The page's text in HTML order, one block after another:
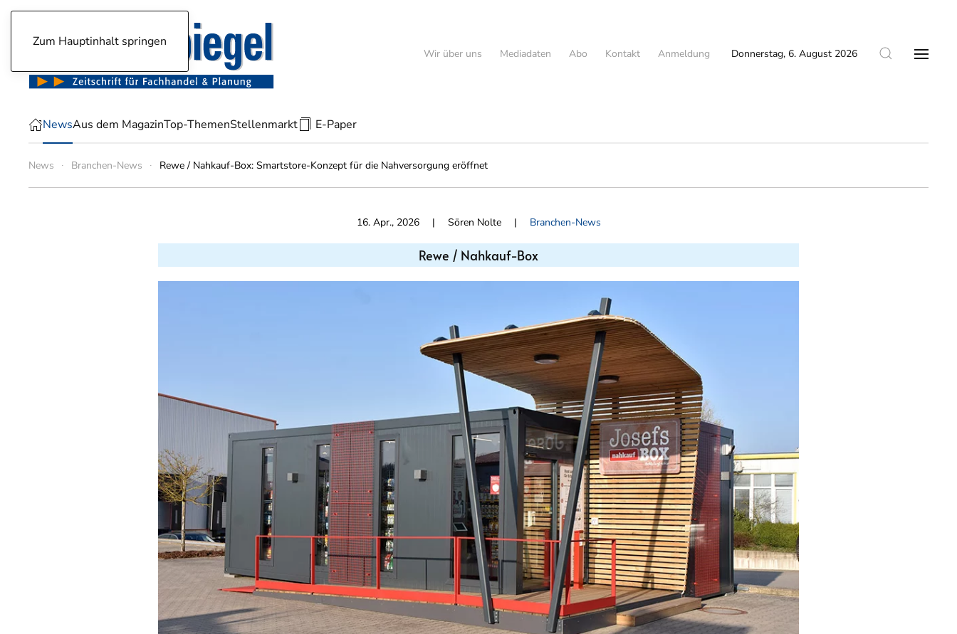
Zum Hauptinhalt springen
Wir über uns Mediadaten Abo Kontakt Anmeldung Donnerstag, 6. August 2026
NewsAus dem MagazinTop-ThemenStellenmarkt E-Paper
News Branchen-News Rewe / Nahkauf-Box: Smartstore-Konzept für die Nahversorgung eröffnet
16. Apr., 2026| Sören Nolte | Branchen-News
Rewe / Nahkauf-Box